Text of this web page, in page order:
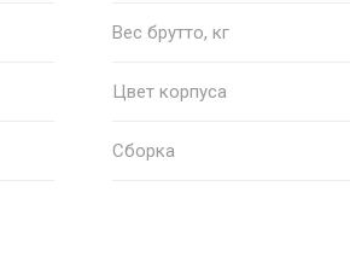
Вес брутто, кг
Цвет корпуса
Сборка